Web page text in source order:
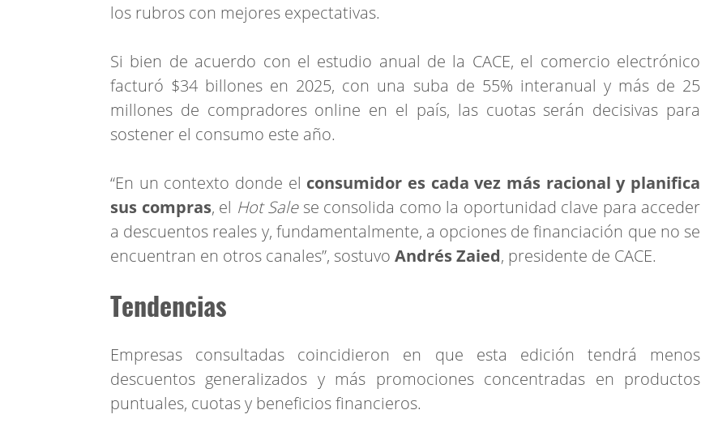
los rubros con mejores expectativas.
Si bien de acuerdo con el estudio anual de la CACE, el comercio electrónico
facturó $34 billones en 2025, con una suba de 55% interanual y más de 25
millones de compradores online en el país, las cuotas serán decisivas para
sostener el consumo este año.
“En un contexto donde el consumidor es cada vez más racional y planifica
sus compras, el Hot Salese consolida como la oportunidad clave para acceder
a descuentos reales y, fundamentalmente, a opciones de financiación que no se
encuentran en otros canales”, sostuvo Andrés Zaied, presidente de CACE.
Tendencias
Empresas consultadas coincidieron en que esta edición tendrá menos
descuentos generalizados y más promociones concentradas en productos
puntuales, cuotas y beneficios financieros.